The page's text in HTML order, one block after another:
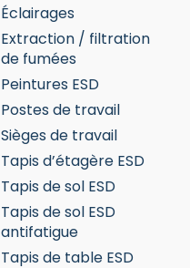
Éclairages
Extraction / filtration
de fumées
Peintures ESD
Postes de travail
Sièges de travail
Tapis d’étagère ESD
Tapis de sol ESD
Tapis de sol ESD
antifatigue
Tapis de table ESD